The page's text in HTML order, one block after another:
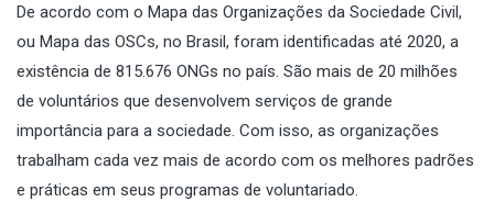
De acordo com o Mapa das Organizações da Sociedade Civil,
ou Mapa das OSCs, no Brasil, foram identificadas até 2020, a
existência de 815.676 ONGs no país. São mais de 20 milhões
de voluntários que desenvolvem serviços de grande
importância para a sociedade. Com isso, as organizações
trabalham cada vez mais de acordo com os melhores padrões
e práticas em seus programas de voluntariado.